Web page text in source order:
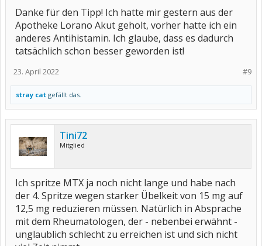
Danke für den Tipp! Ich hatte mir gestern aus der
Apotheke Lorano Akut geholt, vorher hatte ich ein
anderes Antihistamin. Ich glaube, dass es dadurch
tatsächlich schon besser geworden ist!
#9
23. April 2022
stray cat gefällt das.
Tini72
Mitglied
Ich spritze MTX ja noch nicht lange und habe nach
der 4. Spritze wegen starker Übelkeit von 15 mg auf
12,5 mg reduzieren müssen. Natürlich in Absprache
mit dem Rheumatologen, der - nebenbei erwähnt -
unglaublich schlecht zu erreichen ist und sich nicht